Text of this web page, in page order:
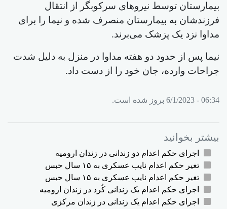
بیمارستان توسط نیروهای سرکوبگر از انتقال
فرزندشان به بیمارستان منصرف شده و نیما را برای
مداوا نزد یک پزشک می‌برند.
نیما پس از حدود دو هفته مداوا در منزل به دلیل شدت
جراحات وارده، جان خود را از دست داد.
06:34 - 6/1/2023 بروز شده است.
بیشتر بخوانید
اجرای حکم اعدام دو زندانی در زندان ارومیە
تغیر حکم اعدام نایب عسکری بە ۱۵ سال حبس
تغیر حکم اعدام نایب عسکری بە ۱۵ سال حبس
اجرای حکم اعدام یک زندانی کُرد در زندان ارومیه
اجرای حکم اعدام یک زندانی در زندان مرکزی